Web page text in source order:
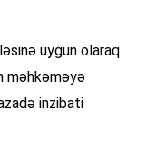
uyğun olaraq
məhkəməyə
inzibati